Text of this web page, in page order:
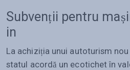
Subvenții pentru
in
La achiziția unui autoturism
statul acordă un ecotichet în